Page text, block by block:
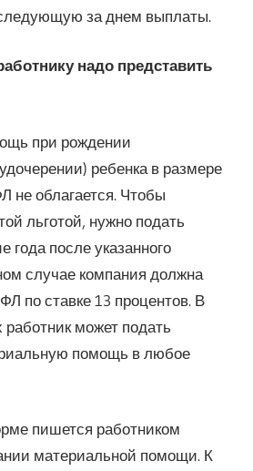
за днем выплаты.
надо представить
при рождении
ребенка в размере
не облагается. Чтобы
льготой, нужно подать
года после указанного
случае компания должна
по ставке 13 процентов. В
может подать
помощь в любое
пишется работником
материальной помощи. К